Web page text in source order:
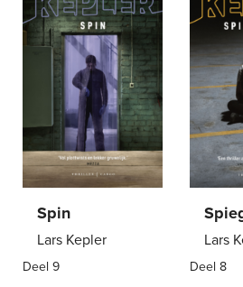
Spin
Lars Kepler
Deel 9
Lars
Deel 8